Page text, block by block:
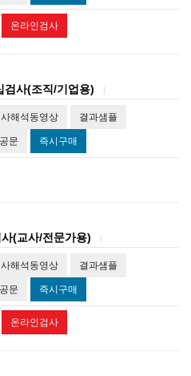
온라인검사
검사(조직/기업용)
해석동영상 결과샘플
문 즉시구매
(교사/전문가용)
해석동영상 결과샘플
문 즉시구매
온라인검사